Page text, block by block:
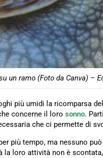
un ramo (Foto da Canva) –
più umidi la ricomparsa
concerne il loro sonno.
che ci permette di
più tempo, ma nessuno
la loro attività non è